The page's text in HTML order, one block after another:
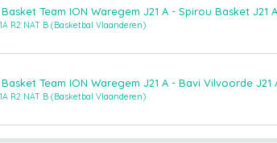
Team ION Waregem J21 A - Spirou Basket J21 A
R2 NAT B (Basketbal Vlaanderen)
Team ION Waregem J21 A - Bavi Vilvoorde J21
R2 NAT B (Basketbal Vlaanderen)